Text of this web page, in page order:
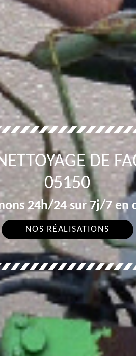
DE
05150
24h/24 sur 7j/7 en
NOS RÉALISATIONS